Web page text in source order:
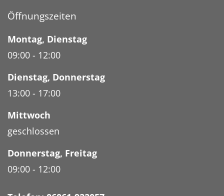
Öffnungszeiten
Montag, Dienstag
09:00 - 12:00
Dienstag, Donnerstag
13:00 - 17:00
Mittwoch
geschlossen
Donnerstag, Freitag
09:00 - 12:00